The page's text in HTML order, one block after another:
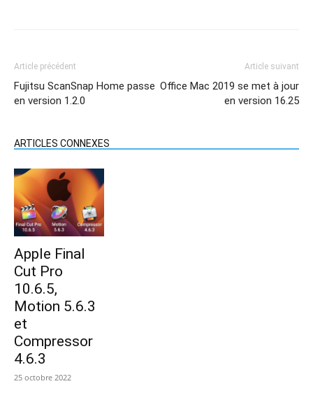
Article précédent
Fujitsu ScanSnap Home passe
en version 1.2.0
Article suivant
Office Mac 2019 se met à jour
en version 16.25
ARTICLES CONNEXES
Apple Final
Cut Pro
10.6.5,
Motion 5.6.3
et
Compressor
4.6.3
25 octobre 2022